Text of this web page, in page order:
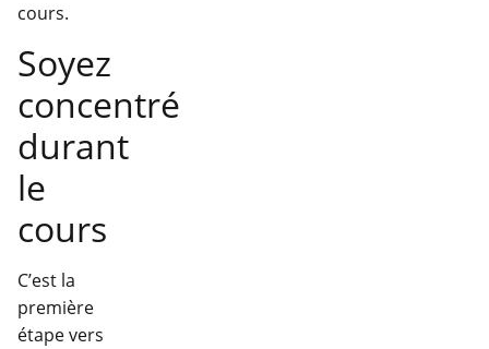
cours.
Soyez
concentré
durant
le
cours
C’est la
première
étape vers